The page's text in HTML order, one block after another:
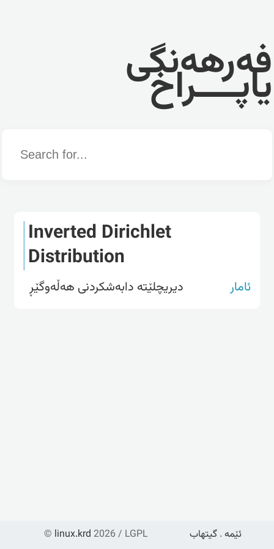
فەرهەنگی
یاپــــراخ
Word
Inverted Dirichlet
Distribution
ئامار دیریچلێتە دابەشکردنی هەڵەوگێڕ
© linux.krd 2026 / LGPL ئێمە . گیتهاب